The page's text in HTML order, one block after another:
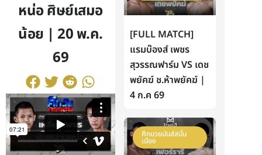
หน่อ ศิษย์เสมอ
น้อย | 20 พ.ค.
69
[FULL MATCH]
แรมบ๊องส์ เพชร
สุวรรณฟาร์ม VS เดช
พยัคฆ์ ช.ห้าพยัคฆ์ |
4 ก.ค 69
ศึกมวยมันส์สนั่น
เมือง